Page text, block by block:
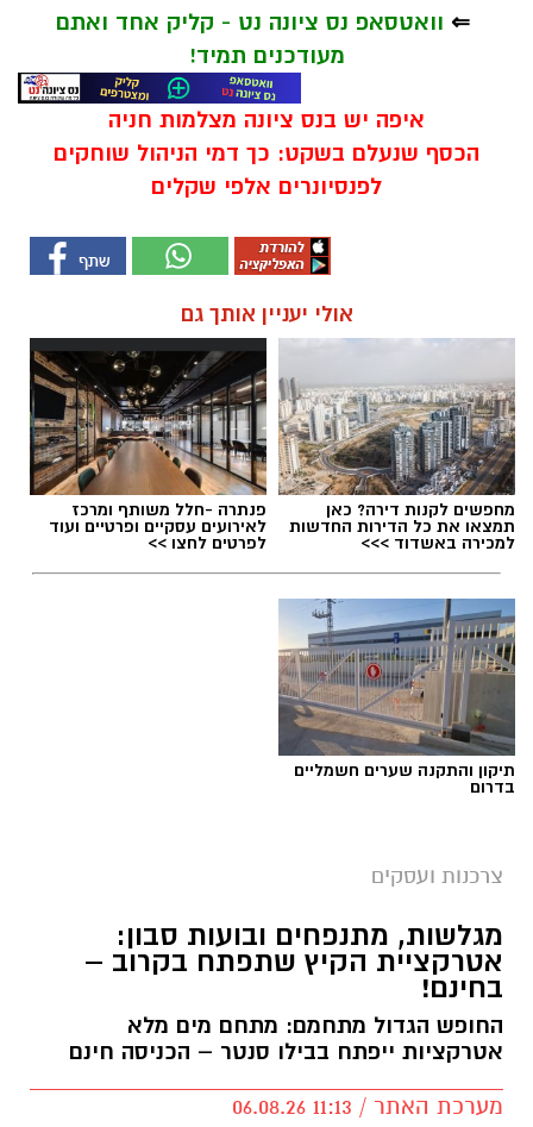
⇐ וואטסאפ נס ציונה נט - קליק אחד ואתם
מעודכנים תמיד!
איפה יש בנס ציונה מצלמות חניה
הכסף שנעלם בשקט: כך דמי הניהול שוחקים
לפנסיונרים אלפי שקלים
אולי יעניין אותך גם
מחפשים לקנות דירה? כאן
תמצאו את כל הדירות החדשות
למכירה באשדוד >>>
פנתרה -חלל משותף ומרכז
לאירועים עסקיים ופרטיים ועוד
לפרטים לחצו >>
תיקון והתקנה שערים חשמליים
בדרום
צרכנות ועסקים
מגלשות, מתנפחים ובועות סבון:
אטרקציית הקיץ שתפתח בקרוב –
בחינם!
החופש הגדול מתחמם: מתחם מים מלא
אטרקציות ייפתח בבילו סנטר – הכניסה חינם
מערכת האתר / 11:13 06.08.26